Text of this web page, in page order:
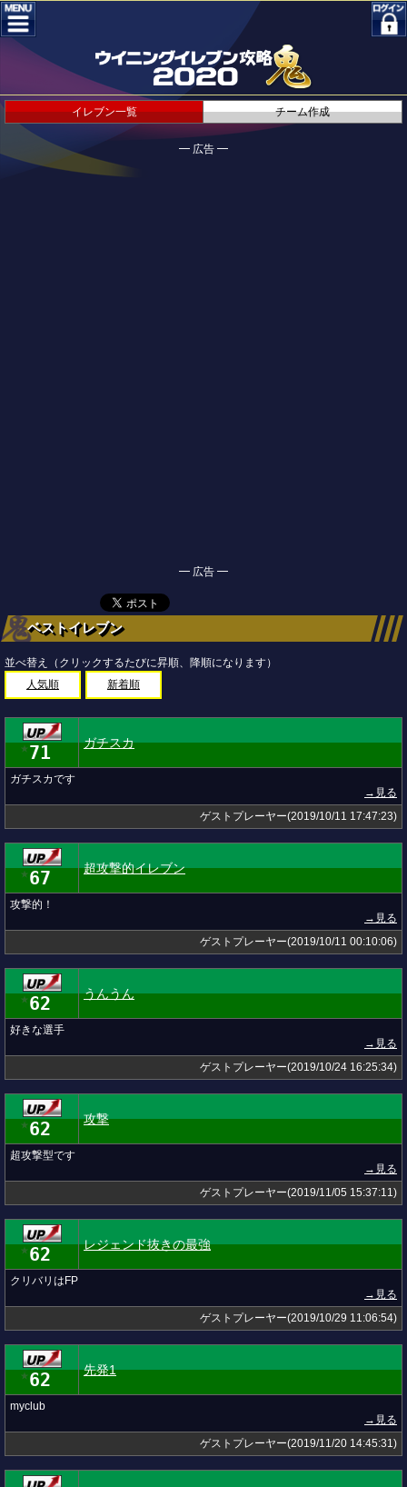
イレブン一覧 チーム作成
━ 広告 ━
━ 広告 ━
ベストイレブン
並べ替え（クリックするたびに昇順、降順になります）
人気順
新着順
★ 71 ガチスカ
ガチスカです
→見る
ゲストプレーヤー(2019/10/11 17:47:23)
★ 67 超攻撃的イレブン
攻撃的！
→見る
ゲストプレーヤー(2019/10/11 00:10:06)
★ 62 うんうん
好きな選手
→見る
ゲストプレーヤー(2019/10/24 16:25:34)
★ 62 攻撃
超攻撃型です
→見る
ゲストプレーヤー(2019/11/05 15:37:11)
★ 62 レジェンド抜きの最強
クリバリはFP
→見る
ゲストプレーヤー(2019/10/29 11:06:54)
★ 62 先発1
myclub
→見る
ゲストプレーヤー(2019/11/20 14:45:31)